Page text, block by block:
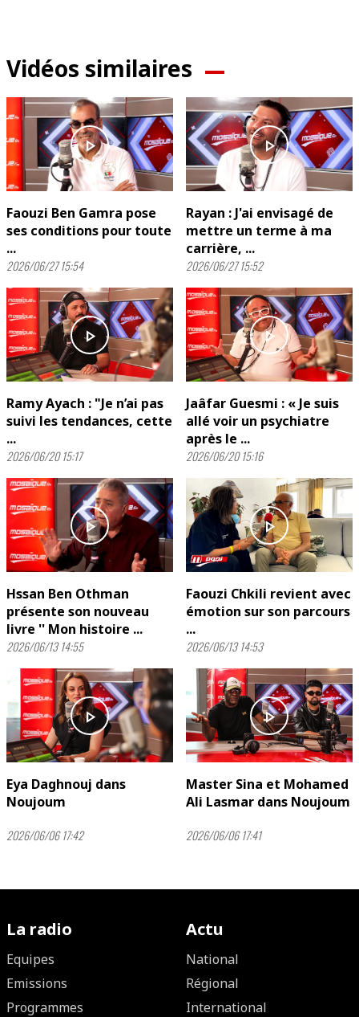
Vidéos similaires
play_arrow
Faouzi Ben Gamra pose
ses conditions pour toute
...
2026/06/27 15:54
play_arrow
Rayan : J'ai envisagé de
mettre un terme à ma
carrière, ...
2026/06/27 15:52
play_arrow
Ramy Ayach : "Je n’ai pas
suivi les tendances, cette
...
2026/06/20 15:17
play_arrow
Jaâfar Guesmi : « Je suis
allé voir un psychiatre
après le ...
2026/06/20 15:16
play_arrow
Hssan Ben Othman
présente son nouveau
livre '' Mon histoire ...
2026/06/13 14:55
play_arrow
Faouzi Chkili revient avec
émotion sur son parcours
...
2026/06/13 14:53
play_arrow
Eya Daghnouj dans
Noujoum
2026/06/06 17:42
play_arrow
Master Sina et Mohamed
Ali Lasmar dans Noujoum
2026/06/06 17:41
La radio
Equipes
Emissions
Programmes
Actu
National
Régional
International